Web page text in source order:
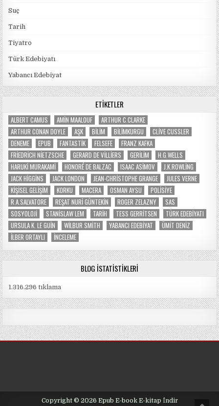
Suç
Tarih
Tiyatro
Türk Edebiyatı
Yabancı Edebiyat
ETIKETLER
ALBERT CAMUS AMIN MAALOUF
ARTHUR C.CLARKE
ARTHUR CONAN DOYLE
AŞK BILIM BILIMKURGU
CLIVE CUSSLER
DENEME
EPUB FANTASTIK FELSEFE
FRANZ KAFKA
FRIEDRICH NIETZSCHE
GERARD DE VILLIERS GERILIM
H.G.WELLS
HARUKI MURAKAMI
HONORÉ DE BALZAC ISAAC ASIMOV
J.K.ROWLING
JACK HIGGINS
JACK LONDON JEAN-CHRISTOPHE GRANGE
JULES VERNE
KIŞISEL GELIŞIM
KORKU MACERA OSMAN AYSU
POLISIYE
R.A.SALVATORE
REŞAT NURI GÜNTEKIN ROGER ZELAZNY
SAS
SOSYOLOJI
STANISLAW LEM TARIH TESS GERRITSEN
TÜRK EDEBIYATI
URSULA K. LE GUIN
WILBUR SMITH YABANCI EDEBIYAT
ÜMIT DENIZ
İLBER ORTAYLI
İNCELEME
BLOG İSTATISTIKLERI
1.316.296 tıklama
Copyright © 2026 Epub E-book E-kitap İndir